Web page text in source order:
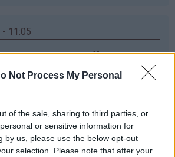
Not Process My Personal
of the sale, sharing to third parties, or
or sensitive information for
by us, please use the below opt-out
selection. Please note that after your
- 11:05
enda ikke greid og fått meg ett
,det jeg har no koker og ikke
nytt og da ska e prøv dette
- 11:05